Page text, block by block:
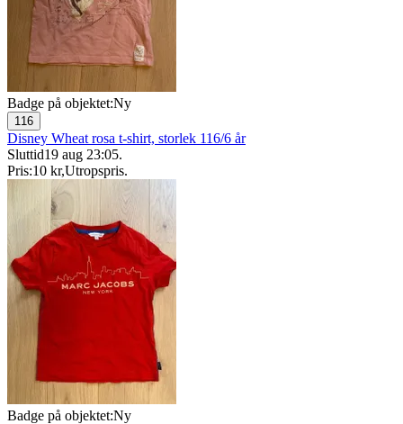
Badge på objektet:Ny
116
Disney Wheat rosa t-shirt, storlek 116/6 år
Sluttid19 aug 23:05.
Pris:10 kr,Utropspris.
Badge på objektet:Ny